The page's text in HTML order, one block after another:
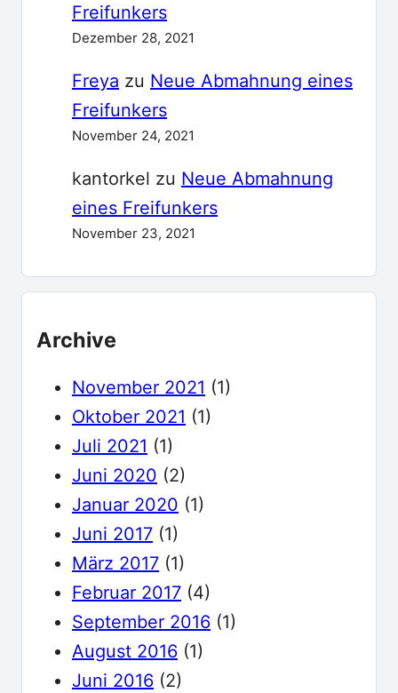
Freifunkers
Dezember 28, 2021
Freya zu Neue Abmahnung eines
Freifunkers
November 24, 2021
kantorkel zu Neue Abmahnung
eines Freifunkers
November 23, 2021
Archive
November 2021 (1)
Oktober 2021 (1)
Juli 2021 (1)
Juni 2020 (2)
Januar 2020 (1)
Juni 2017 (1)
März 2017 (1)
Februar 2017 (4)
September 2016 (1)
August 2016 (1)
Juni 2016 (2)